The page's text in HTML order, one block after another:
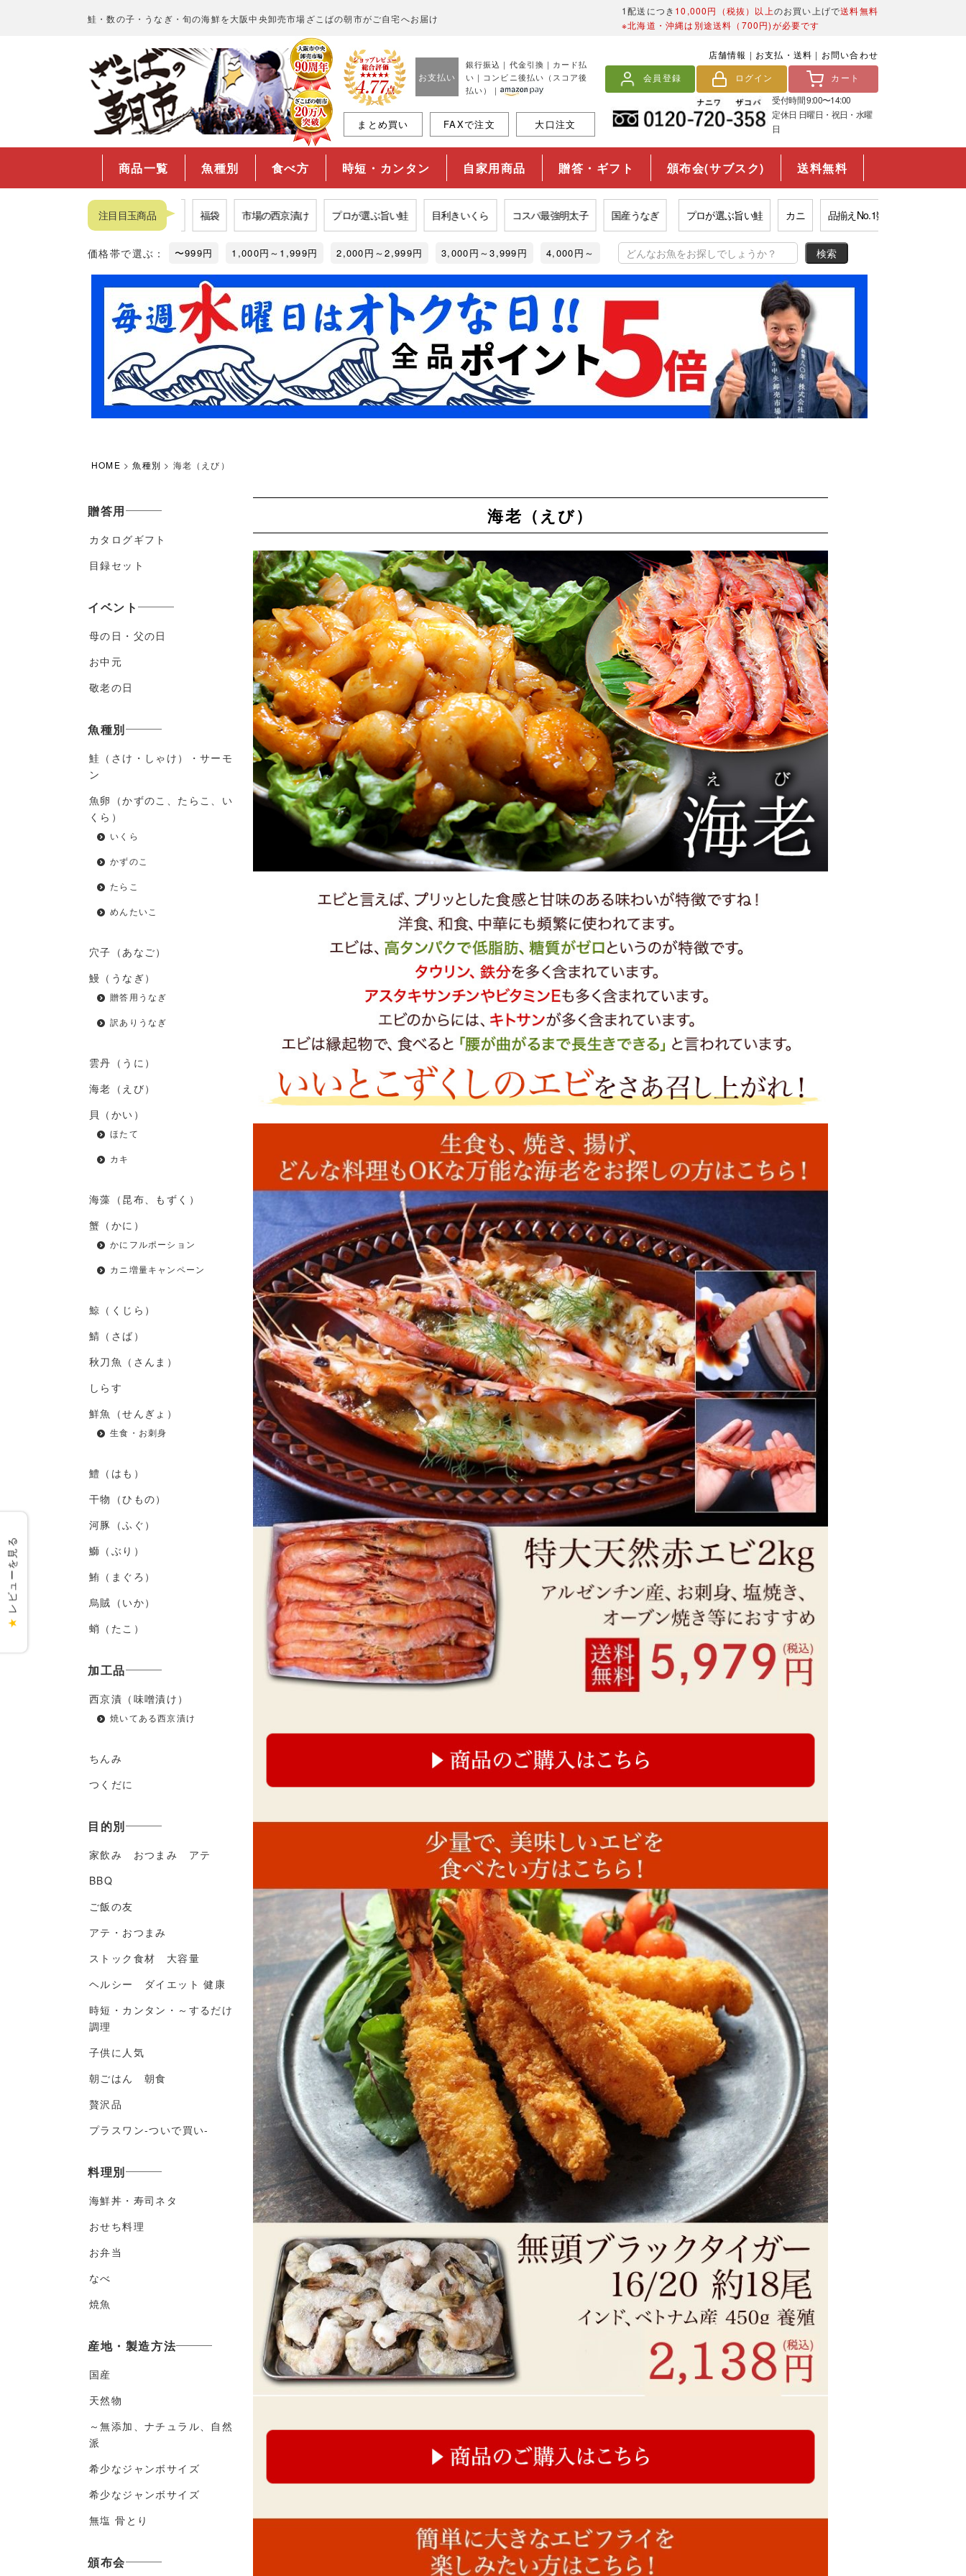
鮭・数の子・うなぎ・旬の海鮮を大阪中央卸売市場ざこばの朝市がご自宅へお届け
1配送につき 10,000円（税抜）以上のお買い上げで送料無料
※北海道・沖縄は別途送料（700円)が必要です
お支払い
銀行振込｜代金引換｜カード払
い｜コンビニ後払い（スコア後
払い）｜
まとめ買い FAXで注文 大口注文
店舗情報 | お支払・送料 | お問い合わせ
会員登録
ログイン
カート
受付時間 9:00〜14:00
定休日 日曜日・祝日・水曜
日
商品一覧 魚種別 食べ方 時短・カンタン 自家用商品 贈答・ギフト 頒布会(サブスク) 送料無料
注目目玉商品
品揃えNo.1数の子 福袋 市場の西京漬け プロが選ぶ旨い鮭 目利きいくら コスパ最強明太子 国産うなぎ プロが選ぶ旨い鮭 カニ 品揃えNo.1数の子
価格帯で選ぶ： 〜999円 1,000円～1,999円 2,000円～2,999円 3,000円～3,999円 4,000円～
HOME 魚種別 海老（えび）
贈答用
カタログギフト
目録セット
イベント
母の日・父の日
お中元
敬老の日
魚種別
鮭（さけ・しゃけ）・サーモ
ン
魚卵（かずのこ、たらこ、い
くら）
いくら
かずのこ
たらこ
めんたいこ
穴子（あなご）
鰻（うなぎ）
贈答用うなぎ
訳ありうなぎ
雲丹（うに）
海老（えび）
貝（かい）
ほたて
カキ
海藻（昆布、もずく）
蟹（かに）
かにフルポーション
カニ増量キャンペーン
鯨（くじら）
鯖（さば）
秋刀魚（さんま）
しらす
鮮魚（せんぎょ）
生食・お刺身
鱧（はも）
干物（ひもの）
河豚（ふぐ）
鰤（ぶり）
鮪（まぐろ）
烏賊（いか）
蛸（たこ）
加工品
西京漬（味噌漬け）
焼いてある西京漬け
ちんみ
つくだに
目的別
家飲み おつまみ アテ
BBQ
ご飯の友
アテ・おつまみ
ストック食材 大容量
ヘルシー ダイエット 健康
時短・カンタン・～するだけ
調理
子供に人気
朝ごはん 朝食
贅沢品
プラスワン-ついで買い-
料理別
海鮮丼・寿司ネタ
おせち料理
お弁当
なべ
焼魚
産地・製造方法
国産
天然物
～無添加、ナチュラル、自然
派
希少なジャンボサイズ
希少なジャンボサイズ
無塩 骨とり
頒布会
海老（えび）
★
レビューを見る